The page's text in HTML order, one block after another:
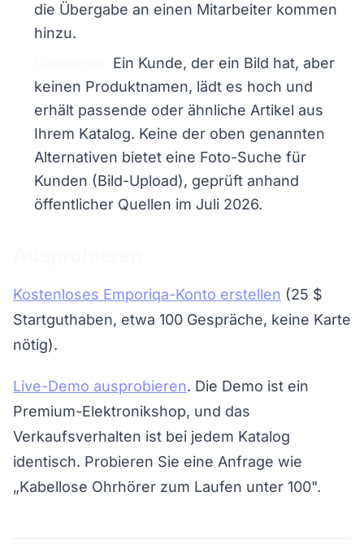
die Übergabe an einen Mitarbeiter kommen
hinzu.
Ein Kunde, der ein Bild hat, aber
keinen Produktnamen, lädt es hoch und
erhält passende oder ähnliche Artikel aus
Ihrem Katalog. Keine der oben genannten
Alternativen bietet eine Foto-Suche für
Kunden (Bild-Upload), geprüft anhand
öffentlicher Quellen im Juli 2026.
Kostenloses Emporiqa-Konto erstellen (25 $
Startguthaben, etwa 100 Gespräche, keine Karte
nötig).
Live-Demo ausprobieren. Die Demo ist ein
Premium-Elektronikshop, und das
Verkaufsverhalten ist bei jedem Katalog
identisch. Probieren Sie eine Anfrage wie
„Kabellose Ohrhörer zum Laufen unter 100".